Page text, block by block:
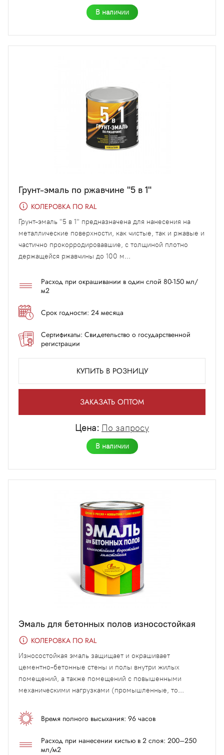
В наличии
Грунт-эмаль по ржавчине "5 в 1"
КОЛЕРОВКА ПО RAL
Грунт-эмаль "5 в 1" предназначена для нанесения на
металлические поверхности, как чистые, так и ржавые и
частично прокорродировавшие, с толщиной плотно
держащейся ржавчины до 100 м...
Расход при окрашивании в один слой 80-150 мл/
м2
Срок годности: 24 месяца
Сертификаты: Свидетельство о государственной
регистрации
КУПИТЬ В РОЗНИЦУ
ЗАКАЗАТЬ ОПТОМ
Цена: По запросу
В наличии
Эмаль для бетонных полов износостойкая
КОЛЕРОВКА ПО RAL
Износостойкая эмаль защищает и окрашивает
цементно-бетонные стены и полы внутри жилых
помещений, а также помещений с повышенными
механическими нагрузками (промышленные, то...
Время полного высыхания: 96 часов
Расход при нанесении кистью в 2 слоя: 200–250
мл/м2